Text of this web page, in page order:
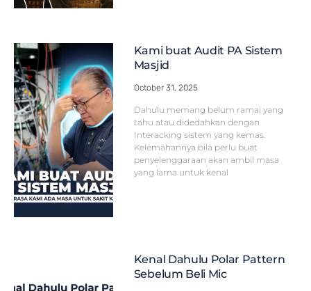
Kami buat Audit PA Sistem
Masjid
October 31, 2025
Dahulu memang belum ramai yang
tahu atau didedahkan dengan
Interacking sistem yang kemas.
Kelemahannya bila perlu buat
penyelenggaraan akan ambil masa
yang lama untuk kenal
Kenal Dahulu Polar Pattern
Sebelum Beli Mic